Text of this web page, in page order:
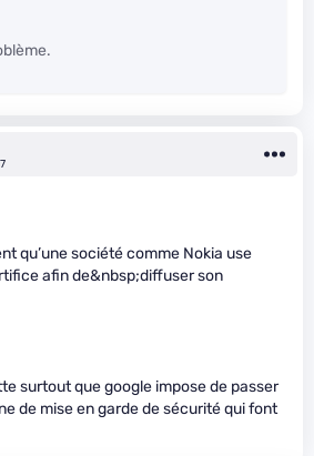
qu’une société comme Nokia use
afin de&nbsp;diffuser son
surtout que google impose de passer
de mise en garde de sécurité qui font